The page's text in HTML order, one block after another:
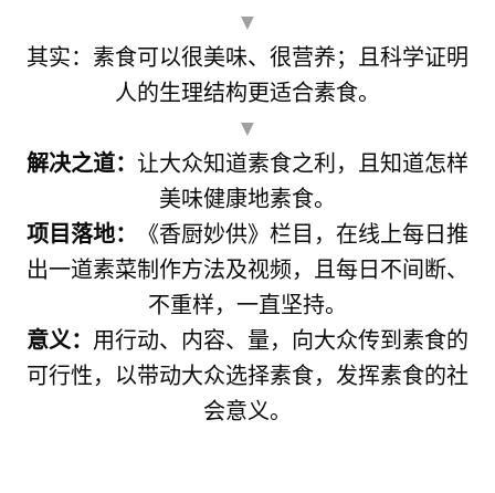
▼
其实：素食可以很美味、很营养；且科学证明
人的生理结构更适合素食。
▼
解决之道： 让大众知道素食之利，且知道怎样
美味健康地素食。
项目落地：
《香厨妙供》栏目，在线上每日推
出一道素菜制作方法及视频，且每日不间断、
不重样，一直坚持。
意义： 用行动、内容、量，向大众传到素食的
可行性，以带动大众选择素食，发挥素食的社
会意义。